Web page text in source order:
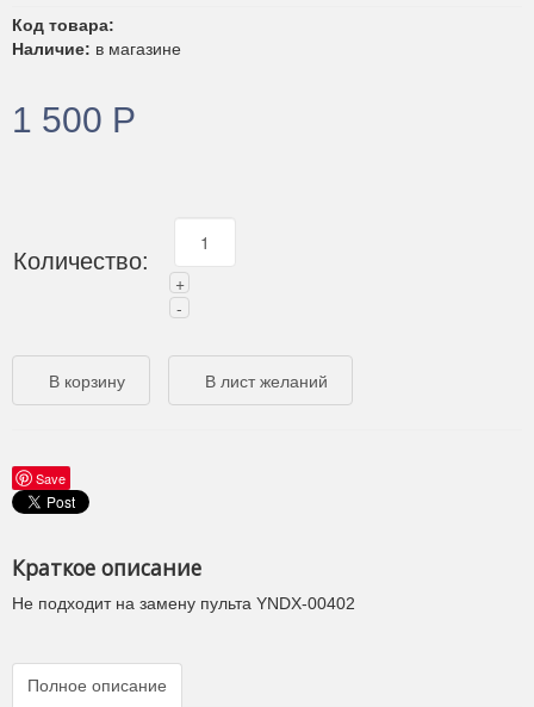
Код товара:
Наличие: в магазине
1 500 Р
Количество:
Save
Краткое описание
Не подходит на замену пульта YNDX-00402
Полное описание